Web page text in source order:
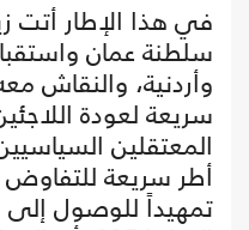
في هذا الإطار أتت
سلطنة عمان
وأردنية، والنقاش
سريعة لعودة
المعتقلين
أطر سريعة للتفاوض
تمهيداً للوصول